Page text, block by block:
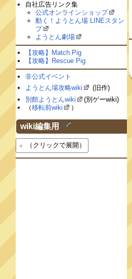
自社広告リンク集
公式オンラインショップ
動く！ようとん場 LINEスタン
プ
ようとん劇場
【攻略】Match Pig
【攻略】Rescue Pig
非公式イベント
ようとん場攻略wiki
(旧作)
別館ようとんwiki
(別ゲーwiki)
（移転前wiki ）
wiki編集用 †
（クリックで展開）